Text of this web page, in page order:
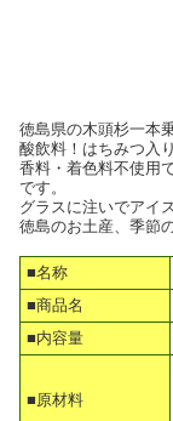
徳島県の木頭杉一本
酸飲料！はちみつ入
香料・着色料不使用
です。
グラスに注いでアイ
徳島のお土産、季節
■名称
■商品名
■内容量
■原材料